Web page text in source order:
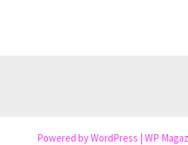
Powered byWordPress | WP